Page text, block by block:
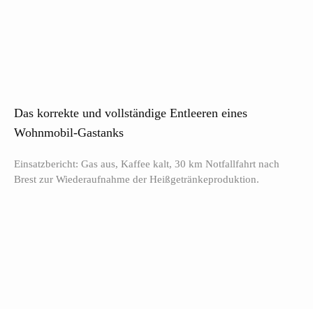
Das korrekte und vollständige Entleeren eines
Wohnmobil-Gastanks
Einsatzbericht: Gas aus, Kaffee kalt, 30 km Notfallfahrt nach
Brest zur Wiederaufnahme der Heißgetränkeproduktion.